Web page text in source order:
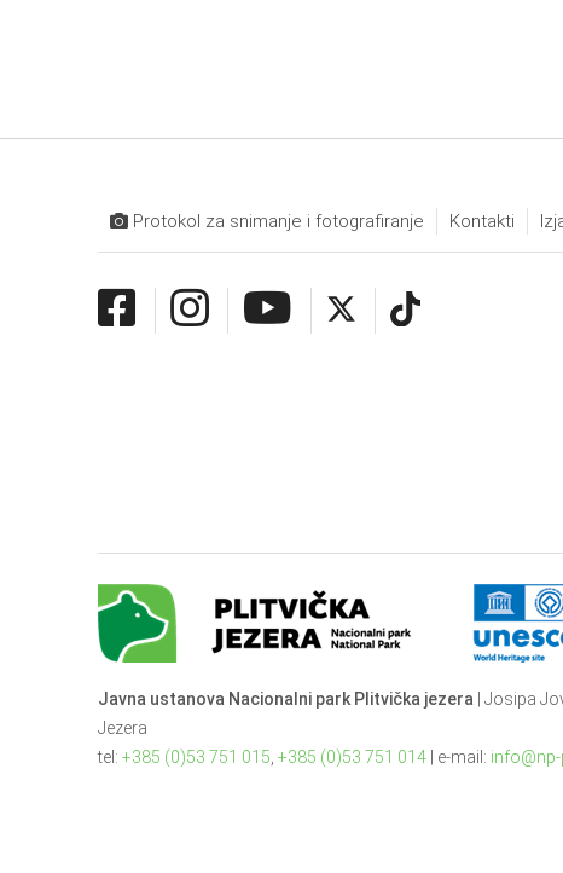
Protokol za snimanje i fotografiranje Kontakti
Javna ustanova Nacionalni park Plitvička jezera| Josipa
Jezera
tel: +385 (0)53 751 015, +385 (0)53 751 014| e-mail: